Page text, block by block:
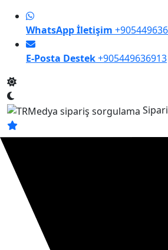
WhatsApp İletişim
E-Posta Destek+905449636913